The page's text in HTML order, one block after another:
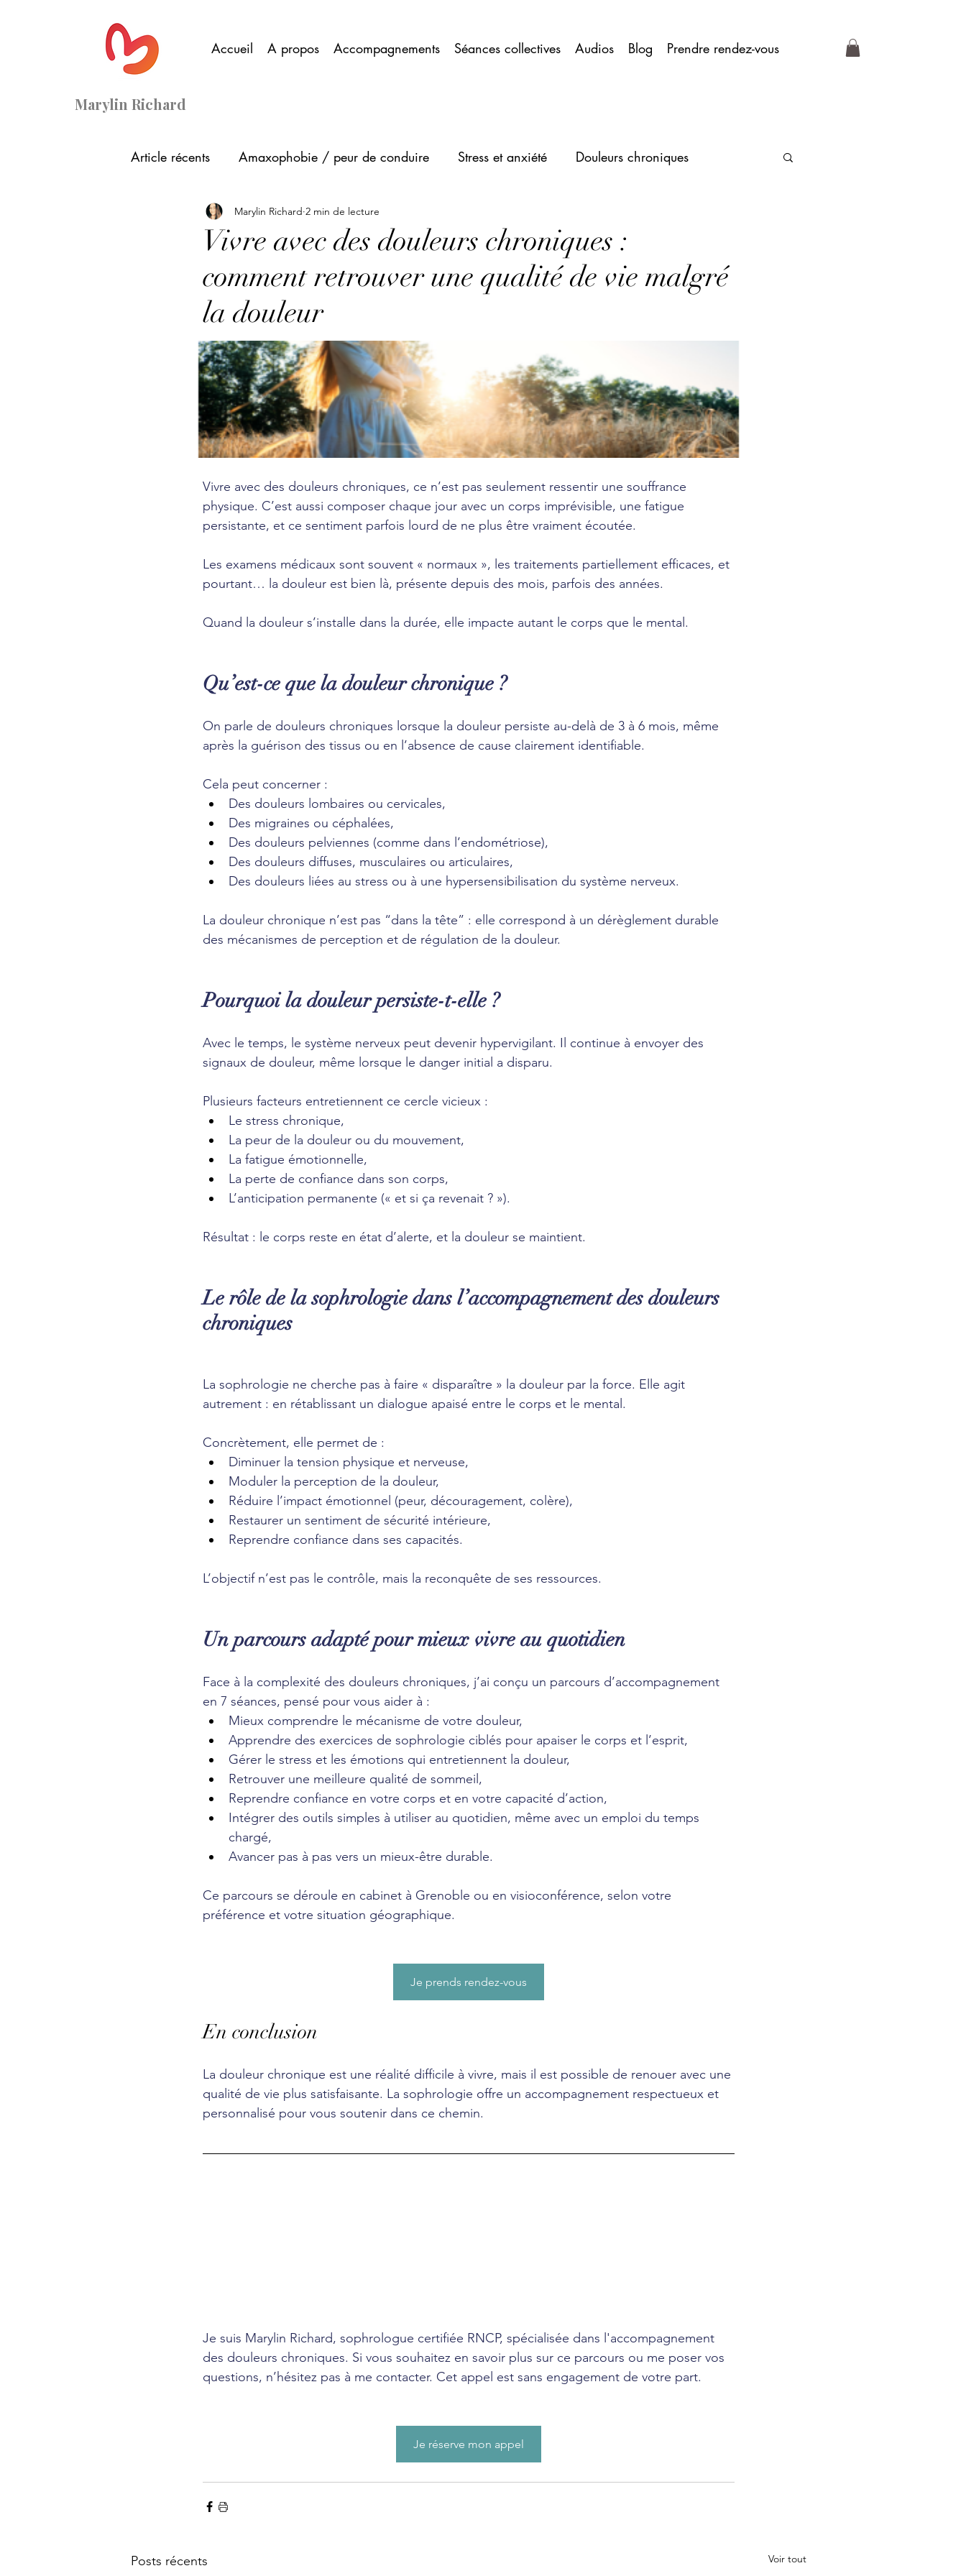
Marylin Richard
Accueil A propos Accompagnements Séances collectives Audios Blog Prendre rendez-vous
Article récents Amaxophobie / peur de conduire Stress et anxiété Douleurs chroniques
sophrologie en ligne
Vivre avec des douleurs chroniques :
comment retrouver une qualité de vie malgré
la douleur
Marylin Richard 2 min de lecture
Vivre avec des douleurs chroniques, ce n’est pas seulement ressentir une souffrance
physique. C’est aussi composer chaque jour avec un corps imprévisible, une fatigue
persistante, et ce sentiment parfois lourd de ne plus être vraiment écoutée.
Les examens médicaux sont souvent « normaux », les traitements partiellement efficaces, et
pourtant… la douleur est bien là, présente depuis des mois, parfois des années.
Quand la douleur s’installe dans la durée, elle impacte autant le corps que le mental.
Qu’est-ce que la douleur chronique ?
On parle de douleurs chroniques lorsque la douleur persiste au-delà de 3 à 6 mois, même
après la guérison des tissus ou en l’absence de cause clairement identifiable.
Cela peut concerner :
Des douleurs lombaires ou cervicales,
Des migraines ou céphalées,
Des douleurs pelviennes (comme dans l’endométriose),
Des douleurs diffuses, musculaires ou articulaires,
Des douleurs liées au stress ou à une hypersensibilisation du système nerveux.
La douleur chronique n’est pas “dans la tête” : elle correspond à un dérèglement durable
des mécanismes de perception et de régulation de la douleur.
Pourquoi la douleur persiste-t-elle ?
Avec le temps, le système nerveux peut devenir hypervigilant. Il continue à envoyer des
signaux de douleur, même lorsque le danger initial a disparu.
Plusieurs facteurs entretiennent ce cercle vicieux :
Le stress chronique,
La peur de la douleur ou du mouvement,
La fatigue émotionnelle,
La perte de confiance dans son corps,
L’anticipation permanente (« et si ça revenait ? »).
Résultat : le corps reste en état d’alerte, et la douleur se maintient.
Le rôle de la sophrologie dans l’accompagnement des douleurs
chroniques
La sophrologie ne cherche pas à faire « disparaître » la douleur par la force. Elle agit
autrement : en rétablissant un dialogue apaisé entre le corps et le mental.
Concrètement, elle permet de :
Diminuer la tension physique et nerveuse,
Moduler la perception de la douleur,
Réduire l’impact émotionnel (peur, découragement, colère),
Restaurer un sentiment de sécurité intérieure,
Reprendre confiance dans ses capacités.
L’objectif n’est pas le contrôle, mais la reconquête de ses ressources.
Un parcours adapté pour mieux vivre au quotidien
Face à la complexité des douleurs chroniques, j’ai conçu un parcours d’accompagnement
en 7 séances, pensé pour vous aider à :
Mieux comprendre le mécanisme de votre douleur,
Apprendre des exercices de sophrologie ciblés pour apaiser le corps et l’esprit,
Gérer le stress et les émotions qui entretiennent la douleur,
Retrouver une meilleure qualité de sommeil,
Reprendre confiance en votre corps et en votre capacité d’action,
Intégrer des outils simples à utiliser au quotidien, même avec un emploi du temps
chargé,
Avancer pas à pas vers un mieux-être durable.
Ce parcours se déroule en cabinet à Grenoble ou en visioconférence, selon votre
préférence et votre situation géographique.
Je prends rendez-vous
En conclusion
La douleur chronique est une réalité difficile à vivre, mais il est possible de renouer avec une
qualité de vie plus satisfaisante. La sophrologie offre un accompagnement respectueux et
personnalisé pour vous soutenir dans ce chemin.
Je suis Marylin Richard, sophrologue certifiée RNCP, spécialisée dans l'accompagnement
des douleurs chroniques. Si vous souhaitez en savoir plus sur ce parcours ou me poser vos
questions, n’hésitez pas à me contacter. Cet appel est sans engagement de votre part.
Je réserve mon appel
Posts récents Voir tout